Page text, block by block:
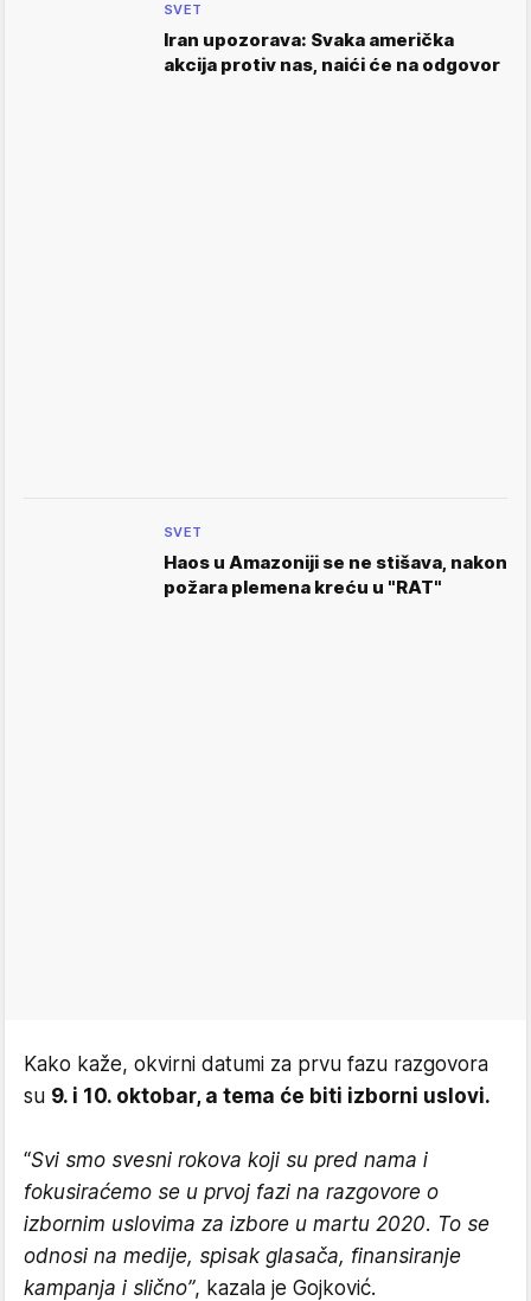
SVET
Iran upozorava: Svaka američka
akcija protiv nas, naići će na odgovor
SVET
Haos u Amazoniji se ne stišava, nakon
požara plemena kreću u "RAT"
Kako kaže, okvirni datumi za prvu fazu razgovora
su 9. i 10. oktobar, a tema će biti izborni uslovi.
“Svi smo svesni rokova koji su pred nama i
fokusiraćemo se u prvoj fazi na razgovore o
izbornim uslovima za izbore u martu 2020. To se
odnosi na medije, spisak glasača, finansiranje
kampanja i slično”, kazala je Gojković.